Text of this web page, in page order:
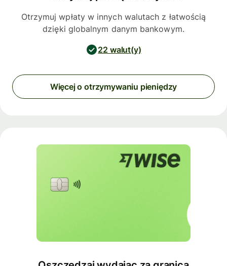
Otrzymuj wpłaty w innych walutach z łatwością
dzięki globalnym danym bankowym.
22 walut(y)
Więcej o otrzymywaniu pieniędzy